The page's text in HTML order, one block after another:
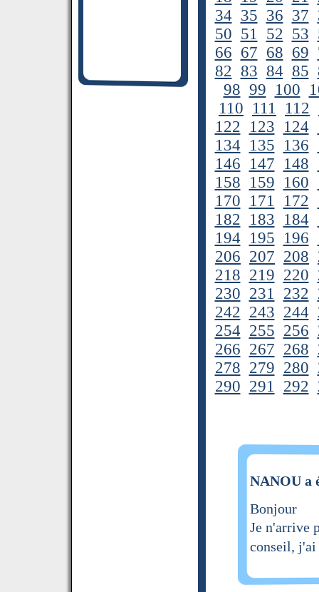
34 35 36 37
50 51 52 53
66 67 68 69
82 83 84 85
98 99 100
110 111 112
122 123 124
134 135 136
146 147 148
158 159 160
170 171 172
182 183 184
194 195 196
206 207 208
218 219 220
230 231 232
242 243 244
254 255 256
266 267 268
278 279 280
290 291 292
NANOU a
Bonjour
Je n'arrive
conseil,